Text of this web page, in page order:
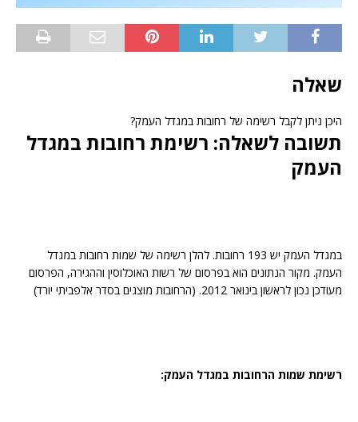
שאלה
היכן ניתן לקבל רשימה של רחובות במגדל העמק?
תשובה לשאלה: רשימת רחובות במגדל
העמק
במגדל העמק יש 193 רחובות. להלן רשימה של שמות רחובות במגדל
העמק. מקור הנתונים הוא בפרסום של רשות האוכלוסין וההגירה, הפרסום
מעודכן נכון לראשון בינואר 2012. (הרחובות מוצגים בסדר אלפביתי יורד)
רשימת שמות הרחובות במגדל העמק: